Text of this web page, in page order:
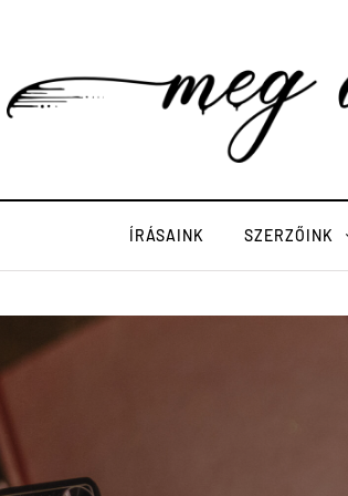
ÍRÁSAINK SZERZŐINK